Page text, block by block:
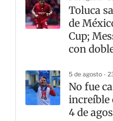
Toluca
de
Cup;
con
5 de agosto -
No fue
increíble
4 de